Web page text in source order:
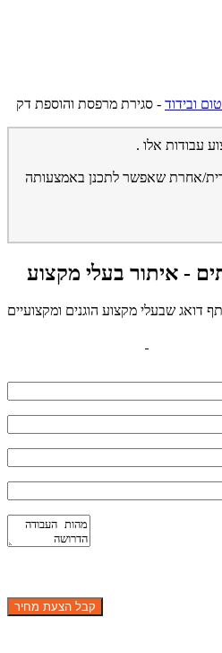
ובידוד - סגירת מרפסת והוספת דק
עבודות אלו .
אחרת שאפשר לתכנן באמצעותה
- איתור בעלי מקצוע
דואג שבעלי מקצוע הוגנים ומקצועיים